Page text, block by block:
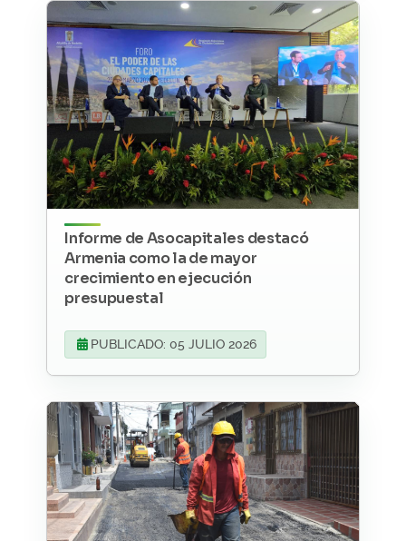
Informe de Asocapitales destacó
Armenia como la de mayor
crecimiento en ejecución
presupuestal
PUBLICADO: 05 JULIO 2026